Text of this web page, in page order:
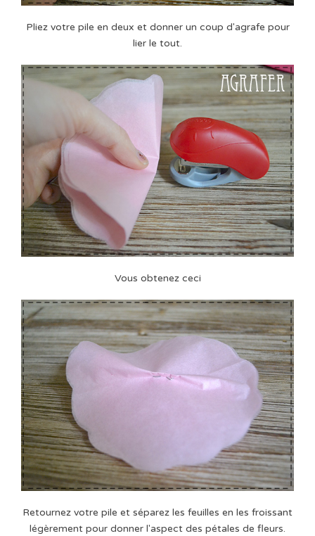
Pliez votre pile en deux et donner un coup d'agrafe pour
lier le tout.
Vous obtenez ceci
Retournez votre pile et séparez les feuilles en les froissant
légèrement pour donner l'aspect des pétales de fleurs.